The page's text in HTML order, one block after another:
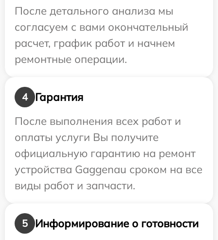
После детального анализа мы
согласуем с вами окончательный
расчет, график работ и начнем
ремонтные операции.
4
Гарантия
После выполнения всех работ и
оплаты услуги Вы получите
официальную гарантию на ремонт
устройства Gaggenau сроком на все
виды работ и запчасти.
5
Информирование о готовности